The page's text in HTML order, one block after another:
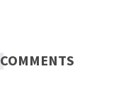
COMMENTS